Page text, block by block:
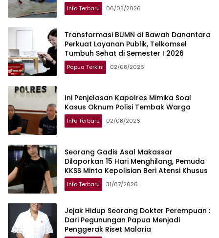
Info Terbaru 06/08/2026
Transformasi BUMN di Bawah Danantara
Perkuat Layanan Publik, Telkomsel
Tumbuh Sehat di Semester I 2026
Papua Terkini 02/08/2026
Ini Penjelasan Kapolres Mimika Soal
Kasus Oknum Polisi Tembak Warga
Info Terbaru 02/08/2026
Seorang Gadis Asal Makassar
Dilaporkan 15 Hari Menghilang, Pemuda
KKSS Minta Kepolisian Beri Atensi Khusus
Info Terbaru 31/07/2026
Jejak Hidup Seorang Dokter Perempuan :
Dari Pegunungan Papua Menjadi
Penggerak Riset Malaria